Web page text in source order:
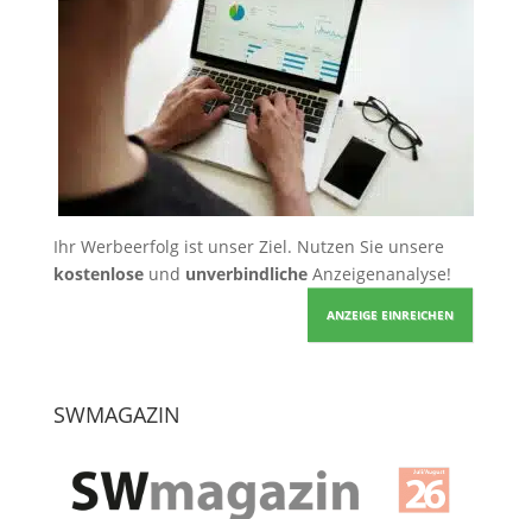
Ihr Werbeerfolg ist unser Ziel. Nutzen Sie unsere
kostenloseund unverbindlicheAnzeigenanalyse!
ANZEIGE EINREICHEN
SWMAGAZIN